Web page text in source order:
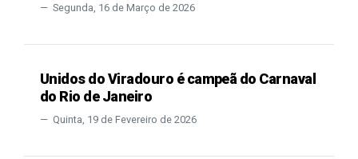
Segunda, 16 de Março de 2026
Unidos do Viradouro é campeã do Carnaval
do Rio de Janeiro
Quinta, 19 de Fevereiro de 2026